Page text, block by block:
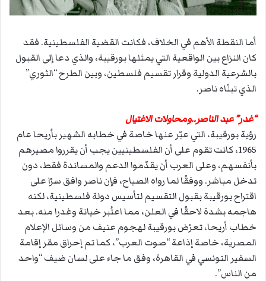
أما النقطة الأهم في الخلاف، فكانت القضية الفلسطينية. فقد
كان النزاع بين الواقعية التي يمثلها بورقيبة، والذي دعا إلى القبول
بالشرعية الدولية وقرار تقسيم فلسطين، وبين الطرح “الثوري”
الذي تبنّاه ناصر.
“غدر” عبد الناصر..ومحاولات الاغتيال
رؤية بورقيبة، التي عبّر عنها خاصة في خطابه الشهير بأريحا عام
1965، كانت تقوم على أن الفلسطينيين يجب أن يقرروا مصيرهم
بأنفسهم، وعلى العرب أن يقدّموا الدعم والمساندة فقط، دون
تدخل مباشر. ووفقًا لما رواه الصياح، فإن ناصر وافق سرًا على
اقتراح بورقيبة بقبول التقسيم لتأسيس دولة فلسطينية، لكنه
هاجمه بشدة لاحقًا في العلن، مما اعتُبر خيانة وغدرا منه. بعد
خطاب أريحا، تعرّض بورقيبة لهجوم عنيف من وسائل الإعلام
المصرية، خاصة إذاعة “صوت العرب”، كما تم إحراق مقر إقامة
السفير التونسي في القاهرة، وفق ما جاء على لسان ضيف “واحد
من الناس”.